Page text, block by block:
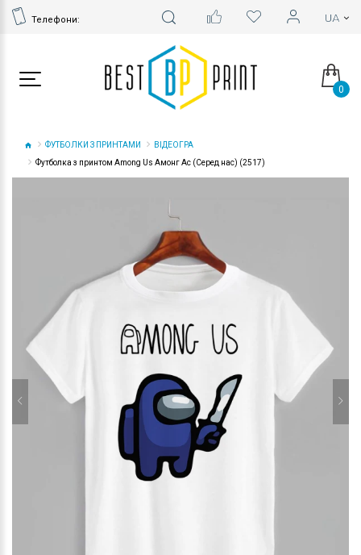
Телефони:
0
ФУТБОЛКИ З ПРИНТАМИ
ВІДЕОГРА
Футболка з принтом Among Us Амонг Ас (Серед нас) (2517)